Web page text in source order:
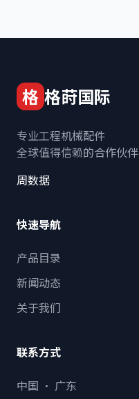
格 格莳国际
专业工程机械配件
全球值得信赖的合作伙伴
周数据
快速导航
产品目录
新闻动态
关于我们
联系方式
中国 · 广东